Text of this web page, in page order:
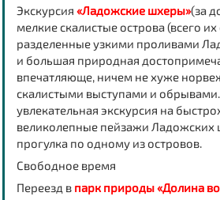
Экскурсия «Ладожские шхеры»(за
мелкие скалистые острова (всего
разделенные узкими проливами
и большая природная
впечатляюще, ничем не хуже
скалистыми выступами и
увлекательная экскурсия на
великолепные пейзажи Ладожских
прогулка по одному из островов.
Свободное время
Переезд впарк природы «Долина